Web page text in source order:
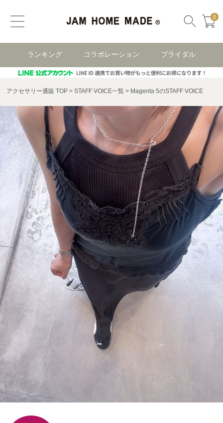
0
ランキング コラボレーション ブライダル
アクセサリー通販 TOP STAFF VOICE一覧 Magenta 5のSTAFF VOICE